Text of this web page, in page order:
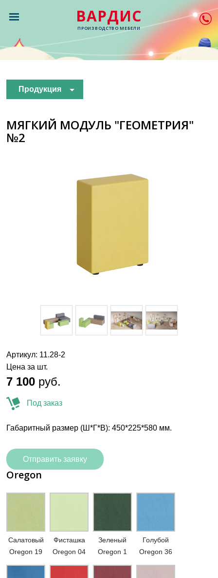
ВАРДИС
ПРОИЗВОДСТВО МЕБЕЛИ
Продукция
МЯГКИЙ МОДУЛЬ "ГЕОМЕТРИЯ"
№2
Артикул: 11.28-2
Цена за шт.
7 100 руб.
Под заказ
Габаритный размер (Ш*Г*В): 450*225*580 мм.
Отправить заявку
Oregon
Салатовый
Oregon 19
Фисташка
Oregon 04
Зеленый
Oregon 1
Голубой
Oregon 36